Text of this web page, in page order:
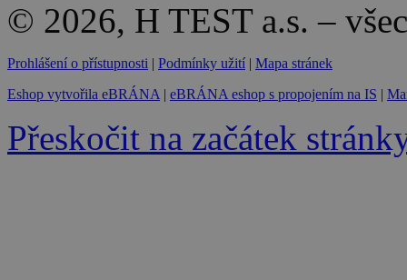
© 2026, H TEST a.s. –
Prohlášení o přístupnosti | Podmínky užití | Mapa stránek
Eshop vytvořila eBRÁNA| eBRÁNA eshop s propojením na IS |
Přeskočit na začátek